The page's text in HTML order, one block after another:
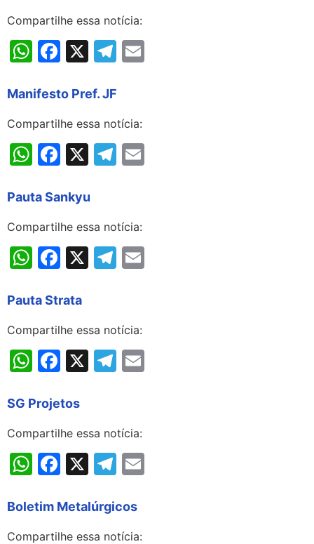
Compartilhe essa notícia:
WhatsApp
Facebook
X Telegram
Manifesto Pref. JF
Compartilhe essa notícia:
WhatsApp
Facebook
X Telegram
Pauta Sankyu
Compartilhe essa notícia:
WhatsApp
Facebook
X Telegram
Pauta Strata
Compartilhe essa notícia:
WhatsApp
Facebook
X Telegram
SG Projetos
Compartilhe essa notícia:
WhatsApp
Facebook
X Telegram
Boletim Metalúrgicos
Compartilhe essa notícia: